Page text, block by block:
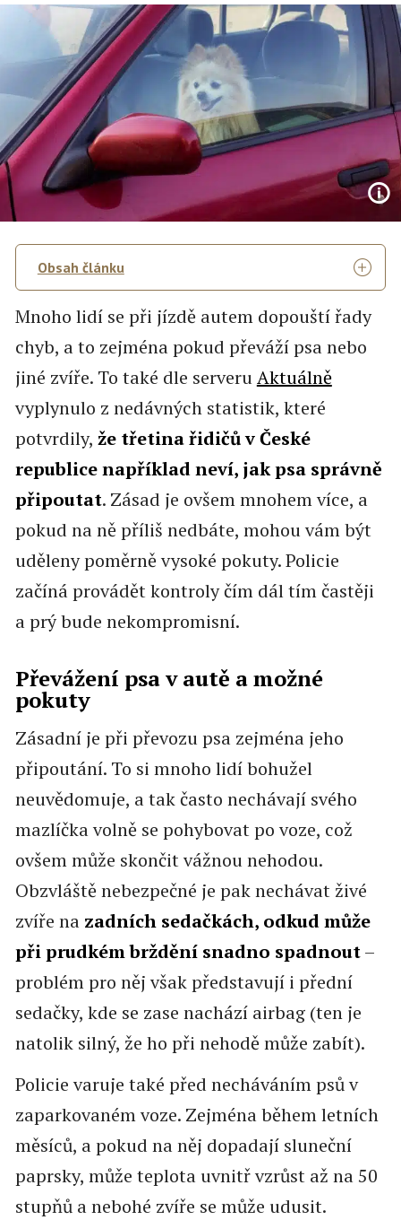
Obsah článku
Mnoho lidí se při jízdě autem dopouští řady
chyb, a to zejména pokud převáží psa nebo
jiné zvíře. To také dle serveruAktuálně
vyplynulo z nedávných statistik, které
potvrdily, že třetina řidičů v České
republice například neví, jak psa správně
připoutat. Zásad je ovšem mnohem více, a
pokud na ně příliš nedbáte, mohou vám být
uděleny poměrně vysoké pokuty. Policie
začíná provádět kontroly čím dál tím častěji
a prý bude nekompromisní.
Převážení psa v autě a možné
pokuty
Zásadní je při převozu psa zejména jeho
připoutání. To si mnoho lidí bohužel
neuvědomuje, a tak často nechávají svého
mazlíčka volně se pohybovat po voze, což
ovšem může skončit vážnou nehodou.
Obzvláště nebezpečné je pak nechávat živé
zvíře na zadních sedačkách, odkud může
při prudkém brždění snadno spadnout–
problém pro něj však představují i přední
sedačky, kde se zase nachází airbag (ten je
natolik silný, že ho při nehodě může zabít).
Policie varuje také před necháváním psů v
zaparkovaném voze. Zejména během letních
měsíců, a pokud na něj dopadají sluneční
paprsky, může teplota uvnitř vzrůst až na 50
stupňů a nebohé zvíře se může udusit.